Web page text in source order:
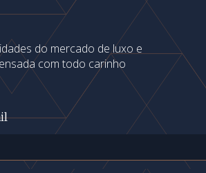
do mercado de luxo e
com todo carinho